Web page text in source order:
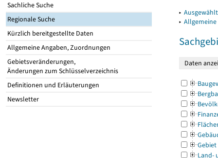
Sachliche Suche
Regionale Suche
Kürzlich bereitgestellte Daten
Allgemeine Angaben, Zuordnungen
Gebietsveränderungen,
Änderungen zum Schlüsselverzeichnis
Definitionen und Erläuterungen
Newsletter
▸
▸
Gebiet
Land-